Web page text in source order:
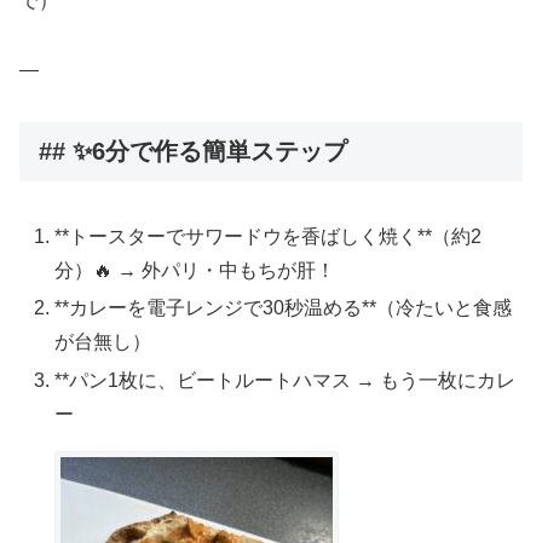
—
## ✨6分で作る簡単ステップ
**トースターでサワードウを香ばしく焼く**（約2
分）🔥 → 外パリ・中もちが肝！
**カレーを電子レンジで30秒温める**（冷たいと食感
が台無し）
**パン1枚に、ビートルートハマス → もう一枚にカレ
ー